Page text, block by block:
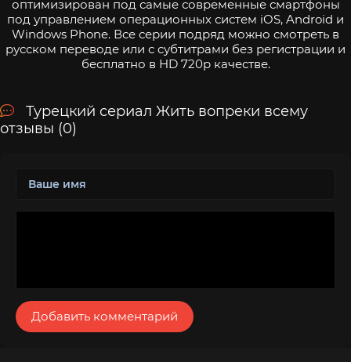
оптимизирован под самые современные смартфоны
под управлением операционных систем iOS, Android и
Windows Phone. Все серии подряд можно смотреть в
русском переводе или с субтитрами без регистрации и
бесплатно в HD 720p качестве.
Турецкий сериал Жить вопреки всему
отзывы (0)
Добавить комментарий